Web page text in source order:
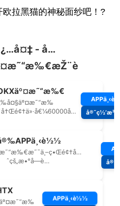
拉黑猫的神秘面纱吧！?